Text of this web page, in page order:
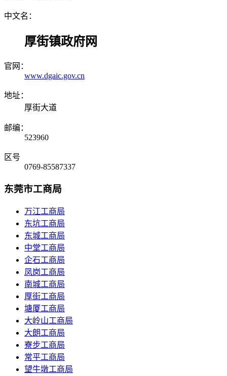
中文名：
厚街镇政府网
官网：
www.dgaic.gov.cn
地址：
厚街大道
邮编：
523960
区号
0769-85587337
东莞市工商局
万江工商局
东坑工商局
东城工商局
中堂工商局
企石工商局
凤岗工商局
南城工商局
厚街工商局
塘厦工商局
大岭山工商局
大朗工商局
寮步工商局
常平工商局
望牛墩工商局